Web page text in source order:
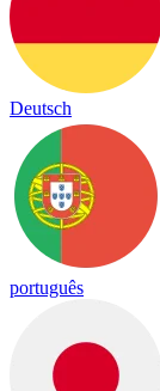
Deutsch
português